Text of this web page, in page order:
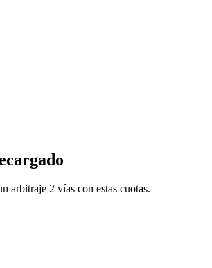
arbitraje 2 vías con estas cuotas.